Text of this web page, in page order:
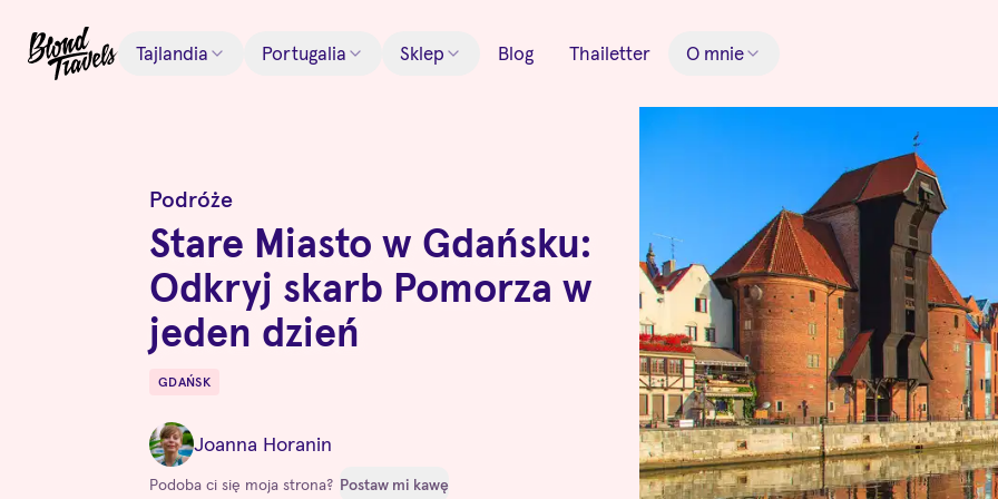
Tajlandia Portugalia Sklep Blog Thailetter O mnie
Podróże
Stare Miasto w Gdańsku:
Odkryj skarb Pomorza w
jeden dzień
Destinations
GDAŃSK
Joanna Horanin
Podoba ci się moja strona? Postaw mi kawę